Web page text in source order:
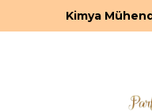
Kimya